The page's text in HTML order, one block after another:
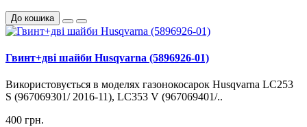
До кошика
Гвинт+дві шайби Husqvarna (5896926-01)
Використовується в моделях газонокосарок Husqvarna LC253
S (967069301/ 2016-11), LC353 V (967069401/..
400 грн.